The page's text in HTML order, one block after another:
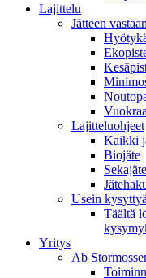
Lajittelu
Jätteen
Lajitteluohjeet
Kaikki
Biojäte
Sekajäte
Usein kysyttyä
Täältä
Yritys
Ab